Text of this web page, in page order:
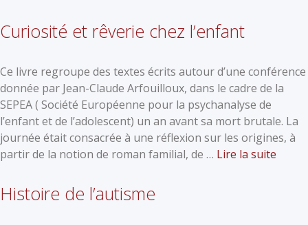
Curiosité et rêverie chez l’enfant
Ce livre regroupe des textes écrits autour d’une conférence
donnée par Jean-Claude Arfouilloux, dans le cadre de la
SEPEA ( Société Européenne pour la psychanalyse de
l’enfant et de l’adolescent) un an avant sa mort brutale. La
journée était consacrée à une réflexion sur les origines, à
partir de la notion de roman familial, de … Lire la suite
Histoire de l’autisme